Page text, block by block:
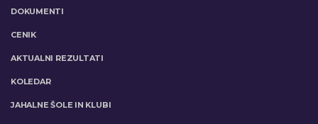
DOKUMENTI
CENIK
AKTUALNI REZULTATI
KOLEDAR
JAHALNE ŠOLE IN KLUBI